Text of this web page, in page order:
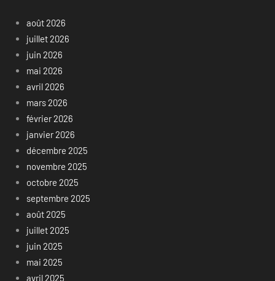
août 2026
juillet 2026
juin 2026
mai 2026
avril 2026
mars 2026
février 2026
janvier 2026
décembre 2025
novembre 2025
octobre 2025
septembre 2025
août 2025
juillet 2025
juin 2025
mai 2025
avril 2025